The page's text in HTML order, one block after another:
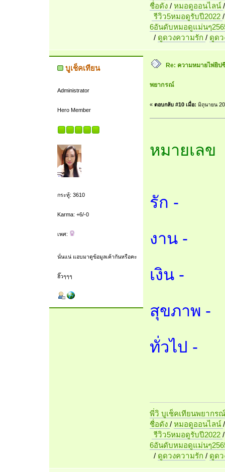
ชื่อดัง / หมอดูออนไลน์
รีวิว5หมอดูรับปี2022
6อันดับหมอดูแม่นๆ
/ ดูดวงความรัก / ดูด
บูเช็คเทียน
Administrator
Hero Member
กระทู้: 3610
Karma: +6/-0
เพศ:
นั่นแน่ แอบมาดูข้อมูลเค้ากันหรือคะ
ฮิ๊วๆๆๆ
Re: ความหมายไพ่ยิป
พยากรณ์
« ตอบกลับ #10 เมื่อ: มิถุนายน
หมายเลข
รัก -
งาน -
เงิน -
สุขภาพ -
ทั่วไป -
พี่วิ บูเช็คเทียนพยากร
ชื่อดัง / หมอดูออนไลน์
รีวิว5หมอดูรับปี2022
6อันดับหมอดูแม่นๆ
/ ดูดวงความรัก / ดูด